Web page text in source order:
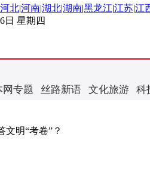
河北|河南|湖北|湖南|黑龙江|江苏|江
日 星期四
网专题 丝路新语 文化旅游 科
明“考卷”？